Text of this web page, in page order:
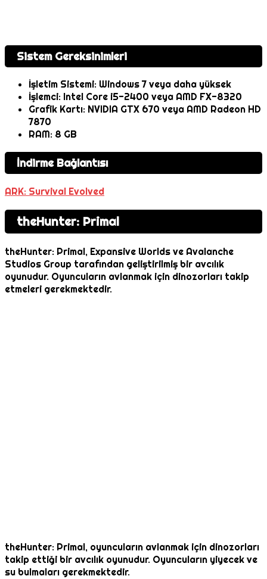
Sistem Gereksinimleri
İşletim Sistemi: Windows 7 veya daha yüksek
İşlemci: Intel Core i5-2400 veya AMD FX-8320
Grafik Kartı: NVIDIA GTX 670 veya AMD Radeon HD
7870
RAM: 8 GB
İndirme Bağlantısı
ARK: Survival Evolved
theHunter: Primal
theHunter: Primal, Expansive Worlds ve Avalanche
Studios Group tarafından geliştirilmiş bir avcılık
oyunudur. Oyuncuların avlanmak için dinozorları takip
etmeleri gerekmektedir.
theHunter: Primal, oyuncuların avlanmak için dinozorları
takip ettiği bir avcılık oyunudur. Oyuncuların yiyecek ve
su bulmaları gerekmektedir.